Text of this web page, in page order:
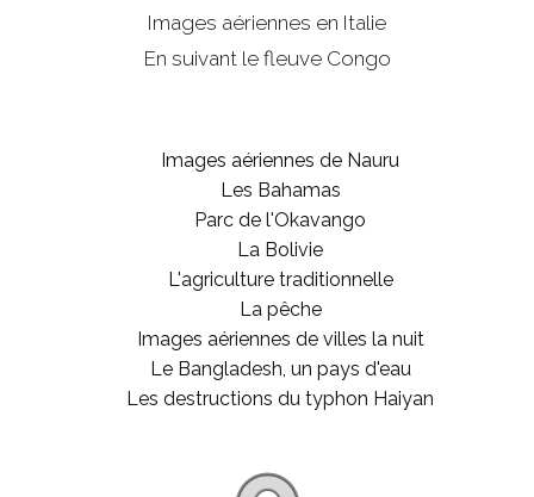
Images aériennes en Italie
En suivant le fleuve Congo
Images aériennes de Nauru
Les Bahamas
Parc de l'Okavango
La Bolivie
L'agriculture traditionnelle
La pêche
Images aériennes de villes la nuit
Le Bangladesh, un pays d'eau
Les destructions du typhon Haiyan